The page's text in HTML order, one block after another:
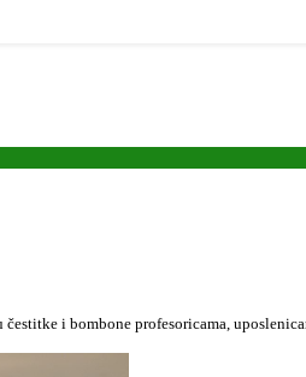
i bombone profesoricama,